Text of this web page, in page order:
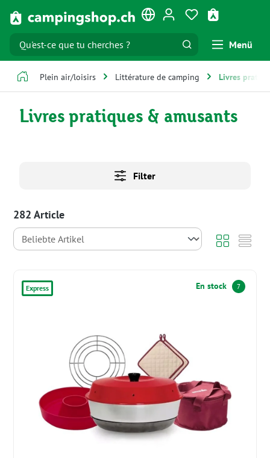
Passer au contenu principal Vous avez 0
Menü
Plein air/loisirs Littérature de camping Livres
Livres pratiques & amusants
Filter
282 Article
Express En stock 7